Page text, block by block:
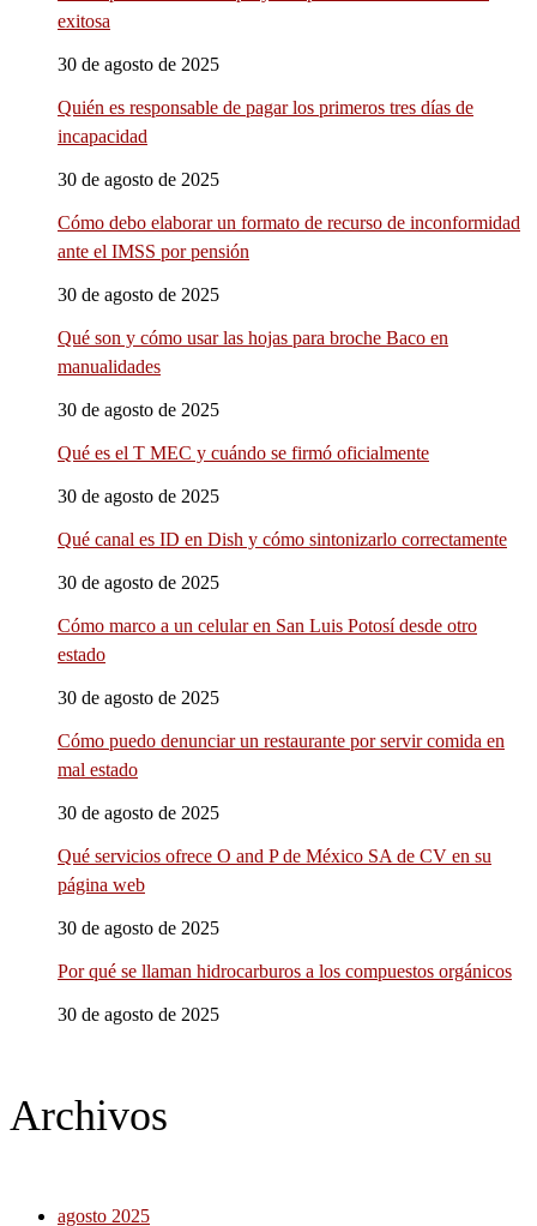
exitosa
30 de agosto de 2025
Quién es responsable de pagar los primeros tres días de
incapacidad
30 de agosto de 2025
Cómo debo elaborar un formato de recurso de inconformidad
ante el IMSS por pensión
30 de agosto de 2025
Qué son y cómo usar las hojas para broche Baco en
manualidades
30 de agosto de 2025
Qué es el T MEC y cuándo se firmó oficialmente
30 de agosto de 2025
Qué canal es ID en Dish y cómo sintonizarlo correctamente
30 de agosto de 2025
Cómo marco a un celular en San Luis Potosí desde otro
estado
30 de agosto de 2025
Cómo puedo denunciar un restaurante por servir comida en
mal estado
30 de agosto de 2025
Qué servicios ofrece O and P de México SA de CV en su
página web
30 de agosto de 2025
Por qué se llaman hidrocarburos a los compuestos orgánicos
30 de agosto de 2025
Archivos
agosto 2025